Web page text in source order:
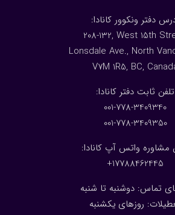
دفتر ونکوور کانادا
208-132, West 15th
Lonsdale Ave., North
V7M 1R5, BC,
:تلفن ثابت دفتر کانادا
001-778-3409340
001-778-3409350
مشاوره واتس آپ کانادا:
17788462445+
تماس: دوشنبه تا شنبه
روزهای یکشنبه